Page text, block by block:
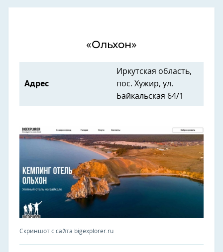
«Ольхон»
Адрес
Иркутская область,
пос. Хужир, ул.
Байкальская 64/1
Скриншот с сайта bigexplorer.ru